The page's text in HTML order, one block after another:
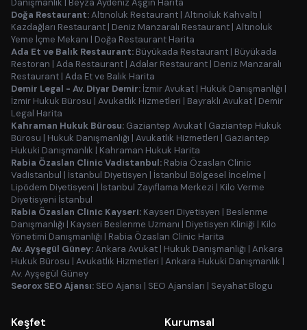
Danışmanlık | Beyza Aydeniz Aşgın Harita
Doğa Restaurant:Altınoluk Restaurant | Altınoluk Kahvaltı |
Kazdağları Restaurant | Deniz Manzaralı Restaurant | Altınoluk
Yeme İçme Mekanı | Doğa Restaurant Harita
Ada Et ve Balık Restaurant: Büyükada Restaurant | Büyükada
Restoran | Ada Restaurant | Adalar Restaurant | Deniz Manzaralı
Restaurant | Ada Et ve Balık Harita
Demir Legal - Av. Diyar Demir: İzmir Avukat | Hukuk Danışmanlığı |
İzmir Hukuk Bürosu | Avukatlık Hizmetleri | Bayraklı Avukat | Demir
Legal Harita
Kahraman Hukuk Bürosu: Gaziantep Avukat | Gaziantep Hukuk
Bürosu | Hukuk Danışmanlığı | Avukatlık Hizmetleri | Gaziantep
Hukuki Danışmanlık | Kahraman Hukuk Harita
Rabia Özaslan Clinic Vadistanbul: Rabia Özaslan Clinic
Vadistanbul | İstanbul Diyetisyen | İstanbul Bölgesel İncelme |
Lipödem Diyetisyeni | İstanbul Zayıflama Merkezi | Kilo Verme
Diyetisyeni İstanbul
Rabia Özaslan Clinic Kayseri: Kayseri Diyetisyen | Beslenme
Danışmanlığı | Kayseri Beslenme Uzmanı | Diyetisyen Kliniği | Kilo
Yönetimi Danışmanlığı | Rabia Özaslan Clinic Harita
Av. Ayşegül Güney:Ankara Avukat | Hukuk Danışmanlığı | Ankara
Hukuk Bürosu | Avukatlık Hizmetleri | Ankara Hukuki Danışmanlık |
Av. Ayşegül Güney
Seorox SEO Ajansı: SEO Ajansı | SEO Ajansları | Seyahat Blogu
Keşfet Kurumsal